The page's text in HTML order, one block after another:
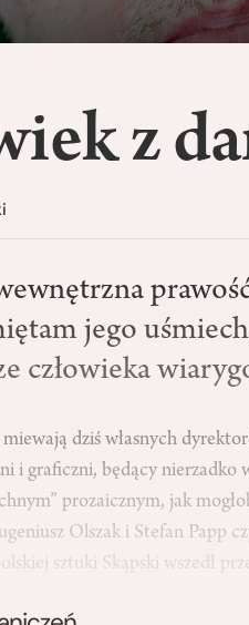
z
jego
człowieka
miewają dziś własnych
i graficzni, będący
prozaicznym, jak
Olszak i Stefan Papp
sztuki Skąpski wszedł